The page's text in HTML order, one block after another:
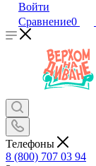
Войти
Сравнение0
Телефоны
8 (800) 707 03 94